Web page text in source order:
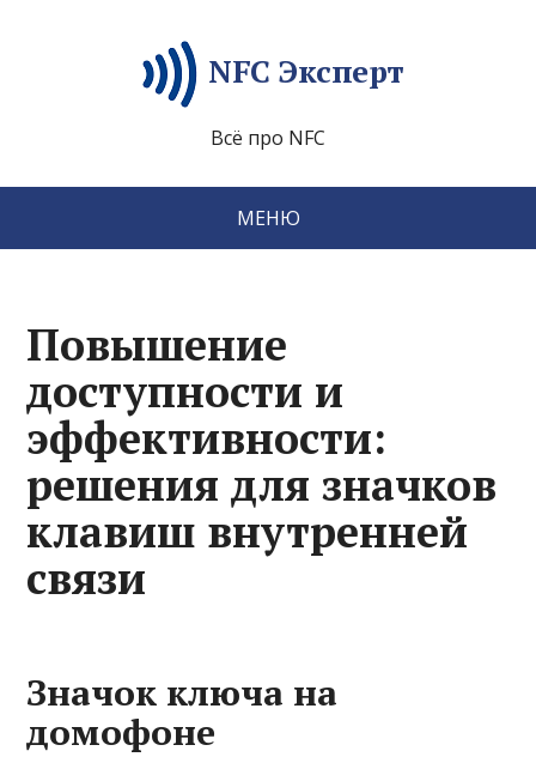
NFC Эксперт
Всё про NFC
МЕНЮ
Повышение
доступности и
эффективности:
решения для значков
клавиш внутренней
связи
Значок ключа на
домофоне